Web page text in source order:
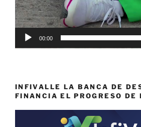
00:00
INFIVALLE LA BANCA DE
FINANCIA EL PROGRESO DE